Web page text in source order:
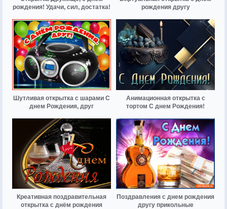
рождения! Удачи, сил, достатка!
рождения другу
Шутливая открытка с шарами С
днем Рождения, друг
Анимационная открытка с
тортом С днем Рождения!
Креативная поздравительная
открытка с днём рождения
Поздравления с днем рождения
другу прикольные